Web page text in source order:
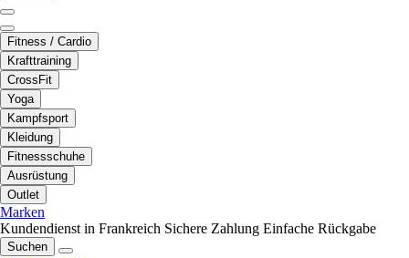
Fitness / Cardio
Krafttraining
CrossFit
Yoga
Kampfsport
Kleidung
Fitnessschuhe
Ausrüstung
Outlet
Marken
Kundendienst in Frankreich Sichere Zahlung Einfache Rückgabe
Suchen